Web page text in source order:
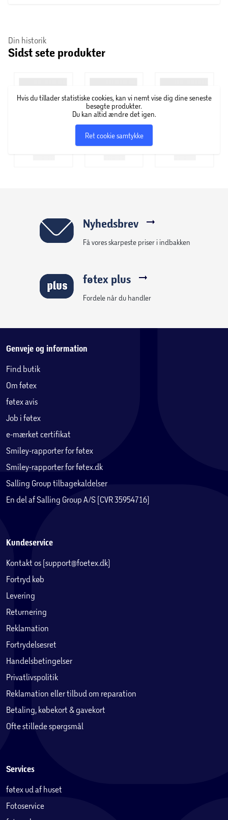
Din historik
Sidst sete produkter
Hvis du tillader statistiske cookies, kan vi nemt vise dig dine seneste
besøgte produkter.
Du kan altid ændre det igen.
Ret cookie samtykke
Nyhedsbrev
Få vores skarpeste priser i indbakken
føtex plus
Fordele når du handler
Genveje og information
Find butik
Om føtex
føtex avis
Job i føtex
e-mærket certifikat
Smiley-rapporter for føtex
Smiley-rapporter for føtex.dk
Salling Group tilbagekaldelser
En del af Salling Group A/S (CVR 35954716)
Kundeservice
Kontakt os (support@foetex.dk)
Fortryd køb
Levering
Returnering
Reklamation
Fortrydelsesret
Handelsbetingelser
Privatlivspolitik
Reklamation eller tilbud om reparation
Betaling, købekort & gavekort
Ofte stillede spørgsmål
Services
føtex ud af huset
Fotoservice